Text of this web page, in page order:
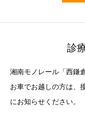
診
湘南モノレール「西鎌
お車でお越しの方は、
にお知らせください。